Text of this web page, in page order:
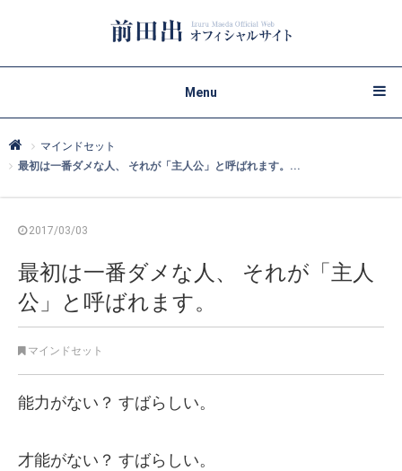
Menu
マインドセット
最初は一番ダメな人、 それが「主人公」と呼ばれます。...
2017/03/03
最初は一番ダメな人、 それが「主人
公」と呼ばれます。
マインドセット
能力がない？ すばらしい。
才能がない？ すばらしい。